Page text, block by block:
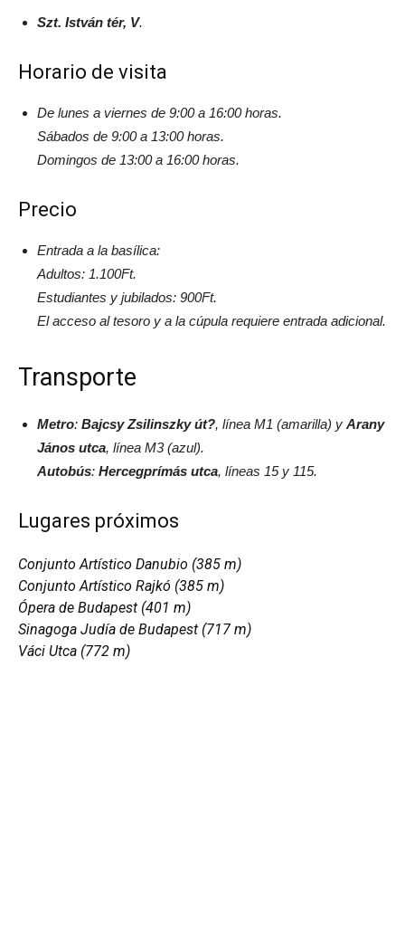
Szt. István tér, V.
Horario de visita
De lunes a viernes de 9:00 a 16:00 horas.
Sábados de 9:00 a 13:00 horas.
Domingos de 13:00 a 16:00 horas.
Precio
Entrada a la basílica:
Adultos: 1.100Ft.
Estudiantes y jubilados: 900Ft.
El acceso al tesoro y a la cúpula requiere entrada adicional.
Transporte
Metro: Bajcsy Zsilinszky út?, línea M1 (amarilla) y Arany
János utca, línea M3 (azul).
Autobús: Hercegprímás utca, líneas 15 y 115.
Lugares próximos
Conjunto Artístico Danubio (385 m)
Conjunto Artístico Rajkó (385 m)
Ópera de Budapest (401 m)
Sinagoga Judía de Budapest (717 m)
Váci Utca (772 m)